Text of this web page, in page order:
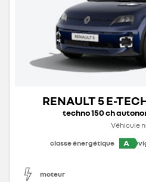
RENAULT 5 E-
techno 150 ch
Véhicule
classe énergétique
A
moteur